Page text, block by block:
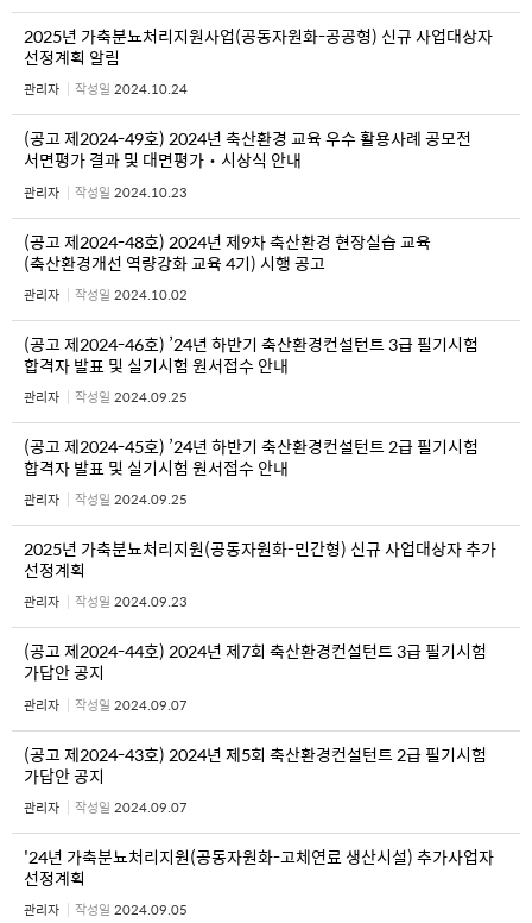
2025년 가축분뇨처리지원사업(공동자원화-공공형) 신규 사업대상자
선정계획 알림
관리자 작성일 2024.10.24
(공고 제2024-49호) 2024년 축산환경 교육 우수 활용사례 공모전
서면평가 결과 및 대면평가‧시상식 안내
관리자 작성일 2024.10.23
(공고 제2024-48호) 2024년 제9차 축산환경 현장실습 교육
(축산환경개선 역량강화 교육 4기) 시행 공고
관리자 작성일 2024.10.02
(공고 제2024-46호) ’24년 하반기 축산환경컨설턴트 3급 필기시험
합격자 발표 및 실기시험 원서접수 안내
관리자 작성일 2024.09.25
(공고 제2024-45호) ’24년 하반기 축산환경컨설턴트 2급 필기시험
합격자 발표 및 실기시험 원서접수 안내
관리자 작성일 2024.09.25
2025년 가축분뇨처리지원(공동자원화-민간형) 신규 사업대상자 추가
선정계획
관리자 작성일 2024.09.23
(공고 제2024-44호) 2024년 제7회 축산환경컨설턴트 3급 필기시험
가답안 공지
관리자 작성일 2024.09.07
(공고 제2024-43호) 2024년 제5회 축산환경컨설턴트 2급 필기시험
가답안 공지
관리자 작성일 2024.09.07
'24년 가축분뇨처리지원(공동자원화-고체연료 생산시설) 추가사업자
선정계획
관리자 작성일 2024.09.05